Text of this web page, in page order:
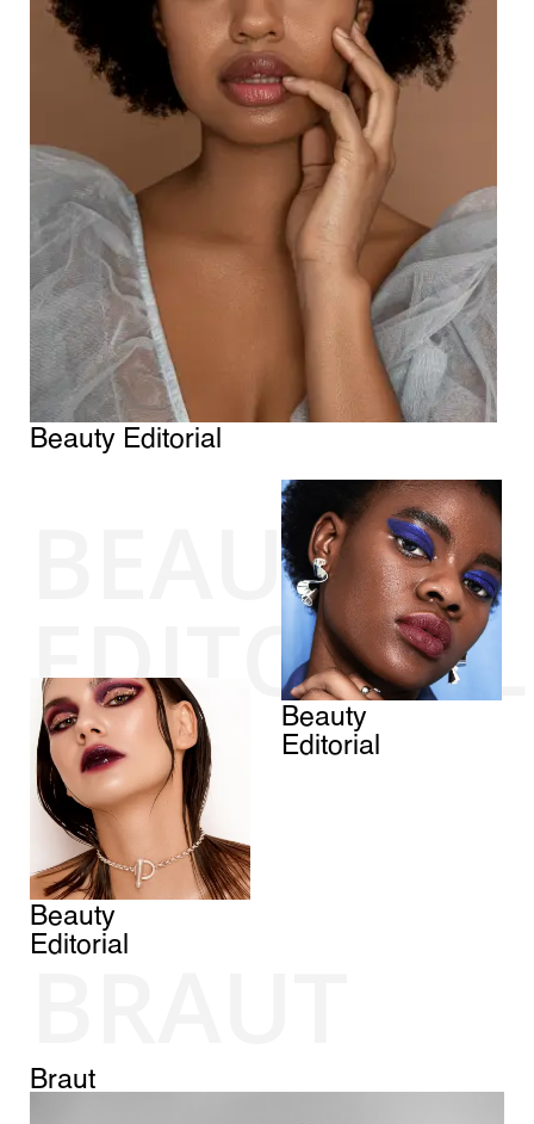
BEAUTY
EDITORIAL
Beauty Editorial
Beauty
Editorial
Beauty
Editorial
Braut